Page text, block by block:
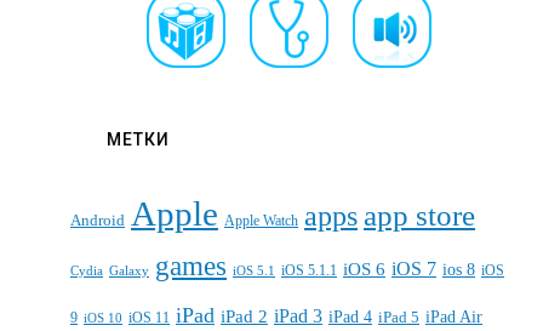
МЕТКИ
Android Apple Apple Watch apps app store
Cydia Galaxy games iOS 5.1 iOS 5.1.1 iOS 6 iOS 7 ios 8 iOS
9 iOS 10 iOS 11 iPad iPad 2 iPad 3 iPad 4 iPad 5 iPad Air